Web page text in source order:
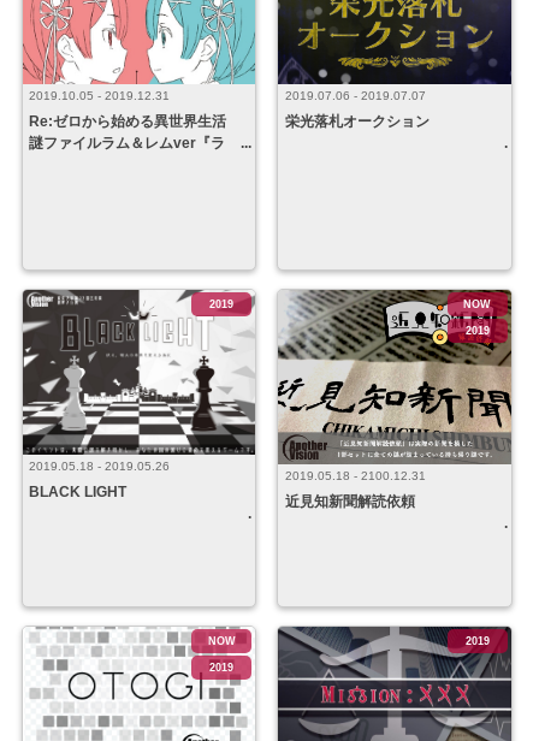
2019.10.05 - 2019.12.31
Re:ゼロから始める異世界生活
謎ファイルラム＆レムver『ラ
2019.07.06 - 2019.07.07
栄光落札オークション
2019.05.18 - 2019.05.26
BLACK LIGHT
2019
2019.05.18 - 2100.12.31
近見知新聞解読依頼
NOW
2019
NOW
2019
2019